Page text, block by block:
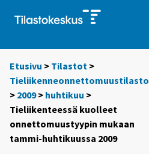
Etusivu > Tilastot >
Tieliikenneonnettomuustilasto
> 2009> huhtikuu >
Tieliikenteessä kuolleet
onnettomuustyypin mukaan
tammi-huhtikuussa 2009